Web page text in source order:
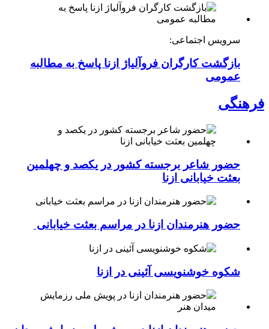
سرویس اجتماعی:
بازگشت کارگران فروآلیاژ ازنا پاسخ به مطالبه
عمومی
فرهنگی
حضور شاعر برجسته کشور در یکصد و چهلمین
بعثت خیابانی ازنا
حضور هنرمندان ازنا در مراسم بعثت خیابانی
شکوه خوشنویسی آئینی در ازنا